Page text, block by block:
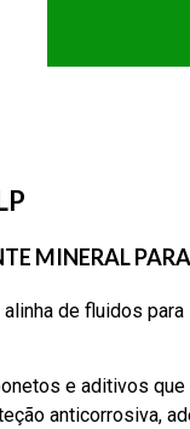
MINERAL
alinha de fluidos
e aditivos
anticorrosiva,